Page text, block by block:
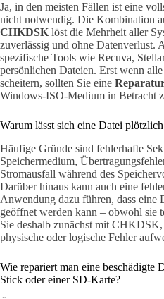
Ja, in den meisten Fällen ist eine
nicht notwendig. Die Kombination
CHKDSK löst die Mehrheit aller
zuverlässig und ohne Datenverlust.
spezifische Tools wie Recuva,
persönlichen Dateien. Erst wenn
scheitern, sollten Sie eine
Windows-ISO-Medium in Betracht
Warum lässt sich eine Datei
Häufige Gründe sind fehlerhafte
Speichermedium,
Stromausfall während des
Darüber hinaus kann auch eine
Anwendung dazu führen, dass eine
geöffnet werden kann – obwohl sie
Sie deshalb zunächst mit
physische oder logische Fehler
Wie repariert man eine beschädigte
Stick oder einer SD-Karte?